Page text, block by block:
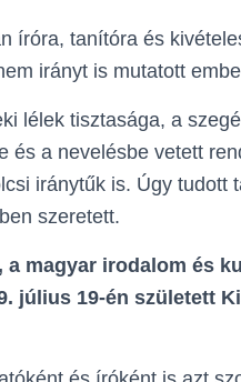
íróra, tanítóra és
irányt is mutatott
lélek tisztasága, a
és a nevelésbe vetett
iránytűk is. Úgy tudott
szeretett.
a magyar irodalom és
július 19-én született